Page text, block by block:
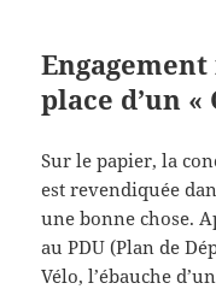
place d’un «
Sur le papier, la
est revendiquée
une bonne chose.
au PDU (Plan de
Vélo, l’ébauche